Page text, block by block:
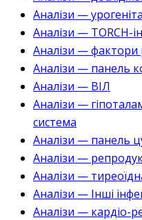
Аналізи —
Аналізи — TORCH-
Аналізи — фактори
Аналізи — панель
Аналізи — ВІЛ
Аналізи —
система
Аналізи — панель
Аналізи —
Аналізи —
Аналізи — Інші
Аналізи — кардіо-